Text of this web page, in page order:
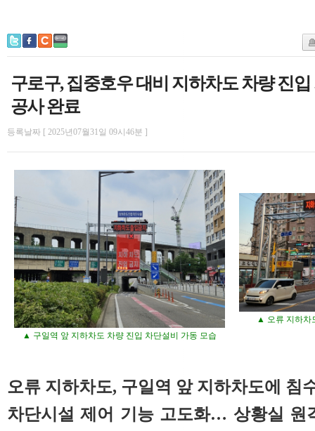
구로구, 집중호우 대비 지하차도 차량 진
공사 완료
등록날짜 [ 2025년07월31일 09시46분 ]
▲ 구일역 앞 지하차도 차량 진입 차단설비 가동 모습
▲ 오류 지하차
오류 지하차도, 구일역 앞 지하차도에 침
차단시설 제어 기능 고도화… 상황실 원